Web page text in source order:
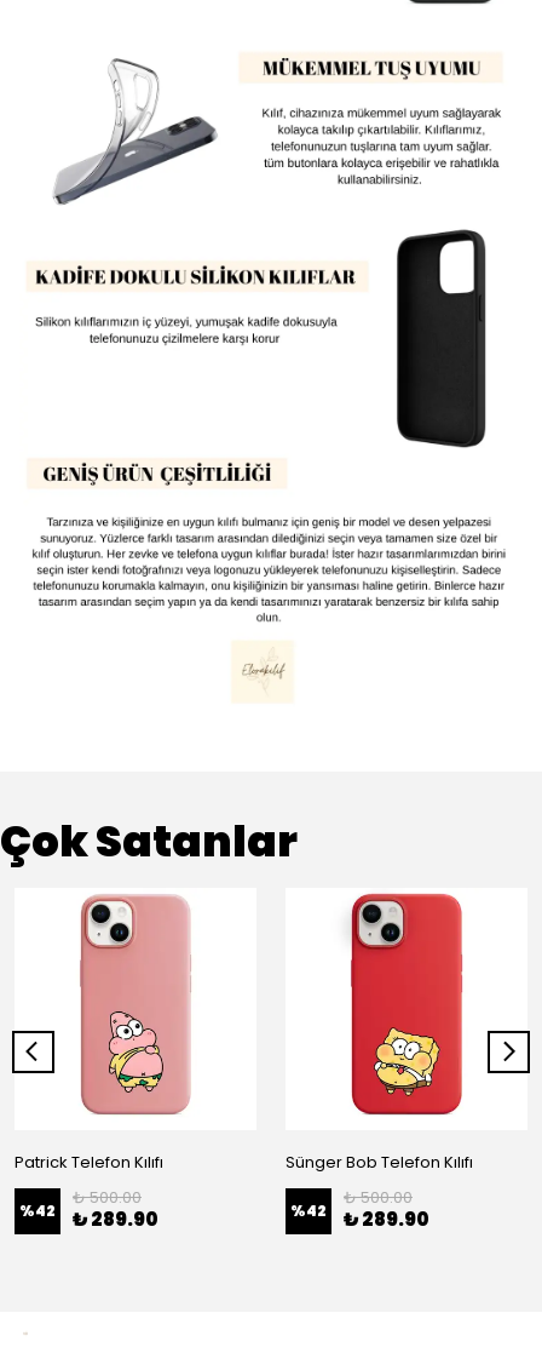
Çok Satanlar
Patrick Telefon Kılıfı
%42
₺ 500.00
₺ 289.90
Sünger Bob Telefon Kılıfı
%42
₺ 500.00
₺ 289.90